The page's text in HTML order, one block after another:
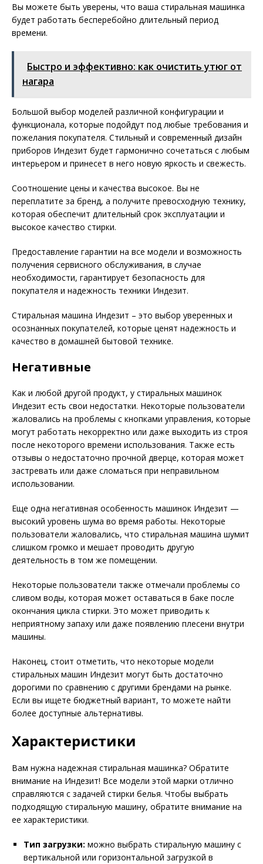
Вы можете быть уверены, что ваша стиральная машинка
будет работать бесперебойно длительный период
времени.
Быстро и эффективно: как очистить утюг от
нагара
Большой выбор моделей различной конфигурации и
функционала, которые подойдут под любые требования и
пожелания покупателя. Стильный и современный дизайн
приборов Индезит будет гармонично сочетаться с любым
интерьером и принесет в него новую яркость и свежесть.
Соотношение цены и качества высокое. Вы не
переплатите за бренд, а получите превосходную технику,
которая обеспечит длительный срок эксплуатации и
высокое качество стирки.
Предоставление гарантии на все модели и возможность
получения сервисного обслуживания, в случае
необходимости, гарантирует безопасность для
покупателя и надежность техники Индезит.
Стиральная машина Индезит – это выбор уверенных и
осознанных покупателей, которые ценят надежность и
качество в домашней бытовой технике.
Негативные
Как и любой другой продукт, у стиральных машинок
Индезит есть свои недостатки. Некоторые пользователи
жаловались на проблемы с кнопками управления, которые
могут работать некорректно или даже выходить из строя
после некоторого времени использования. Также есть
отзывы о недостаточно прочной дверце, которая может
застревать или даже сломаться при неправильном
использовании.
Еще одна негативная особенность машинок Индезит —
высокий уровень шума во время работы. Некоторые
пользователи жаловались, что стиральная машина шумит
слишком громко и мешает проводить другую
деятельность в том же помещении.
Некоторые пользователи также отмечали проблемы со
сливом воды, которая может оставаться в баке после
окончания цикла стирки. Это может приводить к
неприятному запаху или даже появлению плесени внутри
машины.
Наконец, стоит отметить, что некоторые модели
стиральных машин Индезит могут быть достаточно
дорогими по сравнению с другими брендами на рынке.
Если вы ищете бюджетный вариант, то можете найти
более доступные альтернативы.
Характеристики
Вам нужна надежная стиральная машинка? Обратите
внимание на Индезит! Все модели этой марки отлично
справляются с задачей стирки белья. Чтобы выбрать
подходящую стиральную машину, обратите внимание на
ее характеристики.
Тип загрузки: можно выбрать стиральную машину с
вертикальной или горизонтальной загрузкой в